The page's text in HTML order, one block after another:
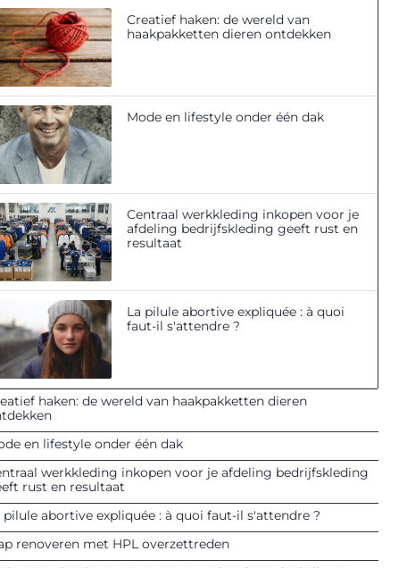
Creatief haken: de wereld van
haakpakketten dieren ontdekken
Mode en lifestyle onder één dak
Centraal werkkleding inkopen voor je
afdeling bedrijfskleding geeft rust en
resultaat
La pilule abortive expliquée : à quoi
faut-il s'attendre ?
haken: de wereld van haakpakketten dieren
en lifestyle onder één dak
werkkleding inkopen voor je afdeling bedrijfskleding
rust en resultaat
pilule abortive expliquée : à quoi faut-il s'attendre ?
renoveren met HPL overzettreden